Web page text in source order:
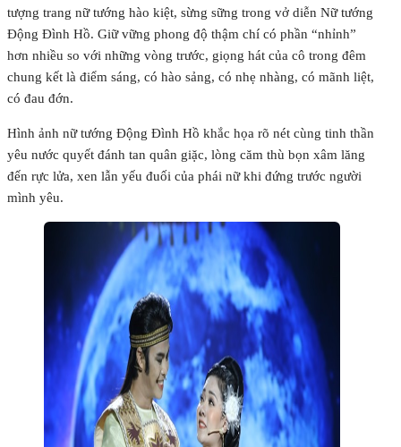
tượng trang nữ tướng hào kiệt, sừng sững trong vở diễn Nữ tướng
Động Đình Hồ. Giữ vững phong độ thậm chí có phần “nhỉnh”
hơn nhiều so với những vòng trước, giọng hát của cô trong đêm
chung kết là điểm sáng, có hào sảng, có nhẹ nhàng, có mãnh liệt,
có đau đớn.
Hình ảnh nữ tướng Động Đình Hồ khắc họa rõ nét cùng tinh thần
yêu nước quyết đánh tan quân giặc, lòng căm thù bọn xâm lăng
đến rực lửa, xen lẫn yếu đuối của phái nữ khi đứng trước người
mình yêu.